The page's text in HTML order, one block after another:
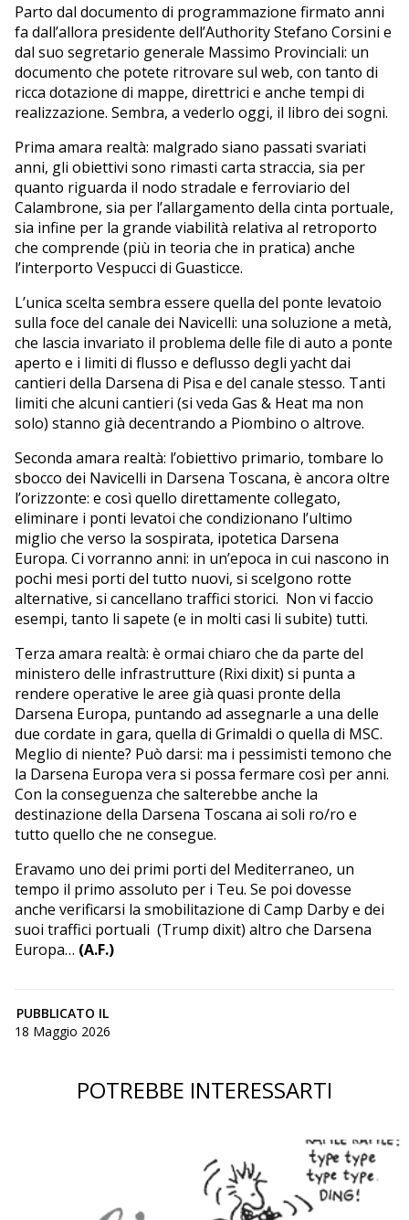
Parto dal documento di programmazione firmato anni
fa dall’allora presidente dell’Authority Stefano Corsini e
dal suo segretario generale Massimo Provinciali: un
documento che potete ritrovare sul web, con tanto di
ricca dotazione di mappe, direttrici e anche tempi di
realizzazione. Sembra, a vederlo oggi, il libro dei sogni.
Prima amara realtà: malgrado siano passati svariati
anni, gli obiettivi sono rimasti carta straccia, sia per
quanto riguarda il nodo stradale e ferroviario del
Calambrone, sia per l’allargamento della cinta portuale,
sia infine per la grande viabilità relativa al retroporto
che comprende (più in teoria che in pratica) anche
l’interporto Vespucci di Guasticce.
L’unica scelta sembra essere quella del ponte levatoio
sulla foce del canale dei Navicelli: una soluzione a metà,
che lascia invariato il problema delle file di auto a ponte
aperto e i limiti di flusso e deflusso degli yacht dai
cantieri della Darsena di Pisa e del canale stesso. Tanti
limiti che alcuni cantieri (si veda Gas & Heat ma non
solo) stanno già decentrando a Piombino o altrove.
Seconda amara realtà: l’obiettivo primario, tombare lo
sbocco dei Navicelli in Darsena Toscana, è ancora oltre
l’orizzonte: e così quello direttamente collegato,
eliminare i ponti levatoi che condizionano l’ultimo
miglio che verso la sospirata, ipotetica Darsena
Europa. Ci vorranno anni: in un’epoca in cui nascono in
pochi mesi porti del tutto nuovi, si scelgono rotte
alternative, si cancellano traffici storici. Non vi faccio
esempi, tanto li sapete (e in molti casi li subite) tutti.
Terza amara realtà: è ormai chiaro che da parte del
ministero delle infrastrutture (Rixi dixit) si punta a
rendere operative le aree già quasi pronte della
Darsena Europa, puntando ad assegnarle a una delle
due cordate in gara, quella di Grimaldi o quella di MSC.
Meglio di niente? Può darsi: ma i pessimisti temono che
la Darsena Europa vera si possa fermare così per anni.
Con la conseguenza che salterebbe anche la
destinazione della Darsena Toscana ai soli ro/ro e
tutto quello che ne consegue.
Eravamo uno dei primi porti del Mediterraneo, un
tempo il primo assoluto per i Teu. Se poi dovesse
anche verificarsi la smobilitazione di Camp Darby e dei
suoi traffici portuali (Trump dixit) altro che Darsena
Europa… (A.F.)
PUBBLICATO IL
18 Maggio 2026
POTREBBE INTERESSARTI